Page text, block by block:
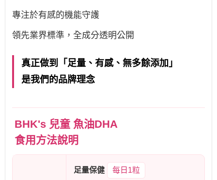
專注於有感的機能守護
領先業界標準，全成分透明公開
真正做到「足量、有感、無多餘添加」
是我們的品牌理念
BHK's 兒童 魚油DHA
食用方法說明
足量保健 每日1粒